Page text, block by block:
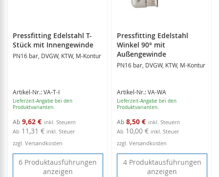
Pressfitting Edelstahl T-
Stück mit Innengewinde
PN16 bar, DVGW, KTW, M-Kontur
Artikel-Nr.: VA-T-I
Lieferzeit-Angabe bei den
Produktvarianten.
Ab 9,62 €
Ab 11,31 € inkl. Steuer
zzgl. Versandkosten
6 Produktausführungen
anzeigen
Pressfitting Edelstahl
Winkel 90° mit
Außengewinde
PN16 bar, DVGW, KTW, M-Kontur
Artikel-Nr.: VA-WA
Lieferzeit-Angabe bei den
Produktvarianten.
Ab 8,50 €
Ab 10,00 € inkl. Steuer
zzgl. Versandkosten
4 Produktausführungen
anzeigen